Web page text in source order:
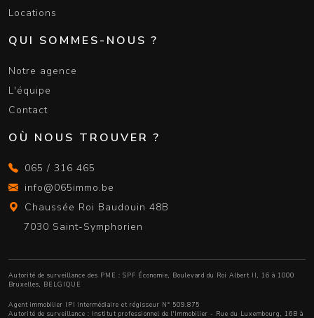
Locations
QUI SOMMES-NOUS ?
Notre agence
L'équipe
Contact
OÙ NOUS TROUVER ?
065 / 316 465
info@065immo.be
Chaussée Roi Baudouin 48B
7030 Saint-Symphorien
Autorité de surveillance des PME : SPF Économie, Boulevard du Roi Albert II, 16 à 1000
Bruxelles, BELGIQUE
Agent immobilier IPI intermédiaire et régisseur N° 509.875
Autorité de surveillance : Institut professionnel de l'Immobilier - Rue du Luxembourg, 16B à